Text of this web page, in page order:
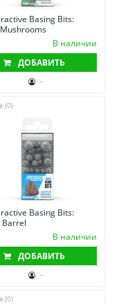
Basing Bits:
В наличии
ДОБАВИТЬ
-
(0)
Basing Bits:
Barrel
В наличии
ДОБАВИТЬ
-
(0)